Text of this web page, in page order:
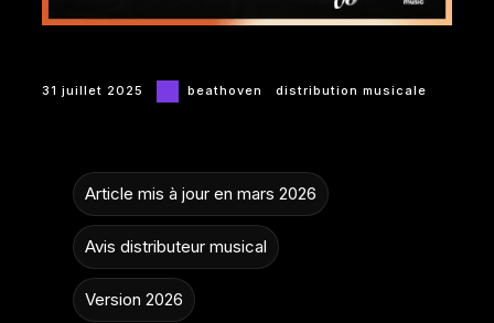
31 juillet 2025 beathoven distribution musicale
Article mis à jour en mars 2026
Avis distributeur musical
Version 2026